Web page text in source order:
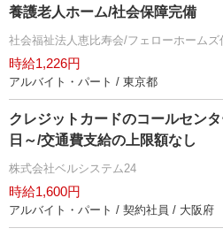
養護老人ホーム/社会保障完備
社会福祉法人恵比寿会/フェローホームズ
時給1,226円
アルバイト・パート / 東京都
クレジットカードのコールセン
日～/交通費支給の上限額なし
株式会社ベルシステム24
時給1,600円
アルバイト・パート / 契約社員 / 大阪府